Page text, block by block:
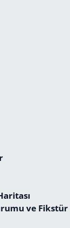
ve Fikstür